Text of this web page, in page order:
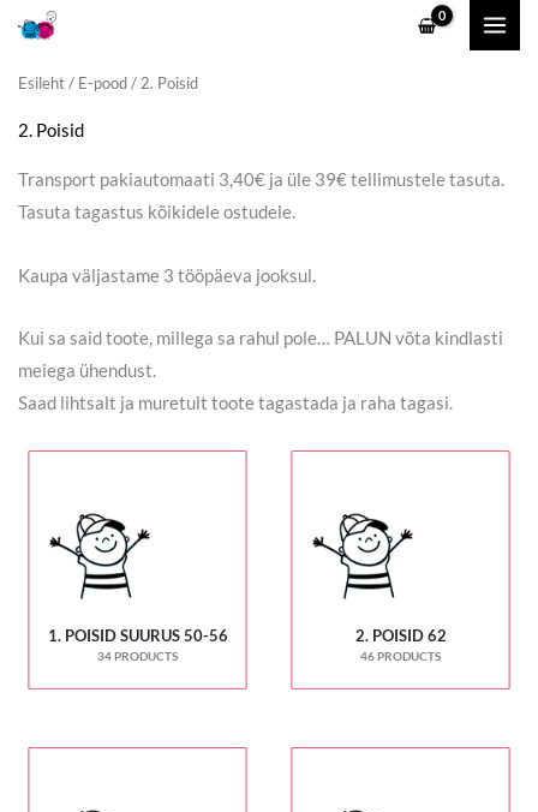
Skip
content
Esileht/ E-pood/ 2. Poisid
2. Poisid
Transport pakiautomaati 3,40€ ja üle 39€ tellimustele tasuta.
Tasuta tagastus kõikidele ostudele.
Kaupa väljastame 3 tööpäeva jooksul.
Kui sa said toote, millega sa rahul pole… PALUN võta kindlasti
meiega ühendust.
Saad lihtsalt ja muretult toote tagastada ja raha tagasi.
1. POISID SUURUS 50-56
34 PRODUCTS
2. POISID 62
46 PRODUCTS